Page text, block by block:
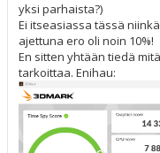
yksi parhaista?)
Ei itseasiassa tässä
ajettuna ero oli noin 10%!
En sitten yhtään tiedä
tarkoittaa. Enihau: